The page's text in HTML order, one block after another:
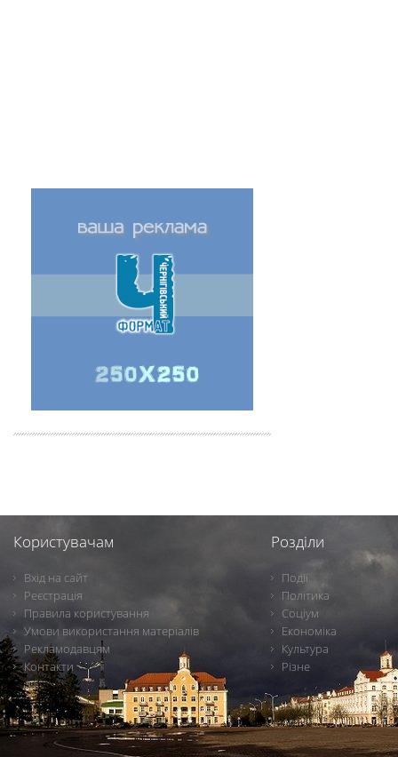
Користувачам
Вхід на сайт
Реєстрація
Правила користування
Умови використання матеріалів
Рекламодавцям
Контакти
Розділи
Події
Політика
Соціум
Економіка
Культура
Різне